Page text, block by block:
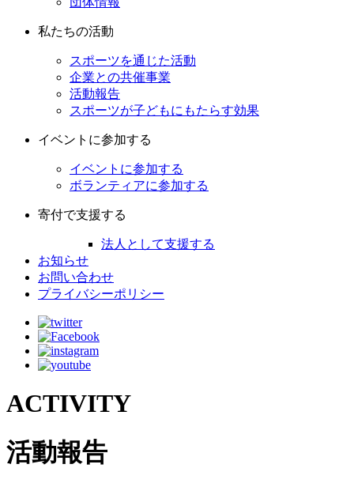
私たちの活動
スポーツを通じた活動
企業との共催事業
活動報告
スポーツが子どもにもたらす効果
イベントに参加する
イベントに参加する
ボランティアに参加する
寄付で支援する
法人として支援する
お知らせ
お問い合わせ
プライバシーポリシー
ACTIVITY
活動報告